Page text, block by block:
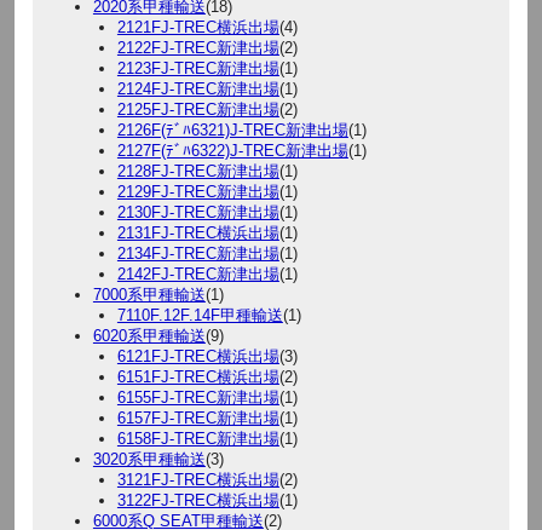
2020系甲種輸送(18)
2121FJ-TREC横浜出場(4)
2122FJ-TREC新津出場(2)
2123FJ-TREC新津出場(1)
2124FJ-TREC新津出場(1)
2125FJ-TREC新津出場(2)
2126F(ﾃﾞﾊ6321)J-TREC新津出場(1)
2127F(ﾃﾞﾊ6322)J-TREC新津出場(1)
2128FJ-TREC新津出場(1)
2129FJ-TREC新津出場(1)
2130FJ-TREC新津出場(1)
2131FJ-TREC横浜出場(1)
2134FJ-TREC新津出場(1)
2142FJ-TREC新津出場(1)
7000系甲種輸送(1)
7110F.12F.14F甲種輸送(1)
6020系甲種輸送(9)
6121FJ-TREC横浜出場(3)
6151FJ-TREC横浜出場(2)
6155FJ-TREC新津出場(1)
6157FJ-TREC新津出場(1)
6158FJ-TREC新津出場(1)
3020系甲種輸送(3)
3121FJ-TREC横浜出場(2)
3122FJ-TREC横浜出場(1)
6000系Q SEAT甲種輸送(2)